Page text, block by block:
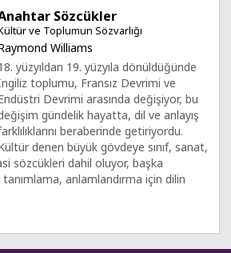
Sözcükler
ve Toplumun Sözvarlığı
Williams
yüzyıldan 19. yüzyıla dönüldüğünde
toplumu, Fransız Devrimi ve
Devrimi arasında değişiyor, bu
gündelik hayatta, dil ve anlayış
beraberinde getiriyordu.
denen büyük gövdeye sınıf, sanat,
sözcükleri dahil oluyor, başka
anlamlandırma için dilin